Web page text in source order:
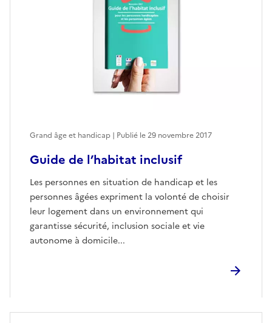
Guide de l’habitat inclusif
Les personnes en situation de handicap et les
personnes âgées expriment la volonté de choisir
leur logement dans un environnement qui
garantisse sécurité, inclusion sociale et vie
autonome à domicile...
Grand âge et handicap | Publié le29 novembre 2017